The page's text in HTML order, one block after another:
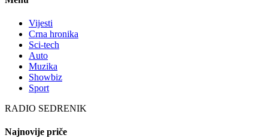
Vijesti
Crna hronika
Sci-tech
Auto
Muzika
Showbiz
Sport
RADIO SEDRENIK
Najnovije priče